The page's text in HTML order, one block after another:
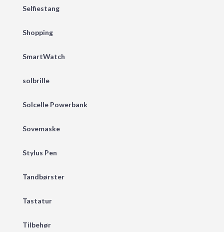
Selfiestang
Shopping
SmartWatch
solbrille
Solcelle Powerbank
Sovemaske
Stylus Pen
Tandbørster
Tastatur
Tilbehør